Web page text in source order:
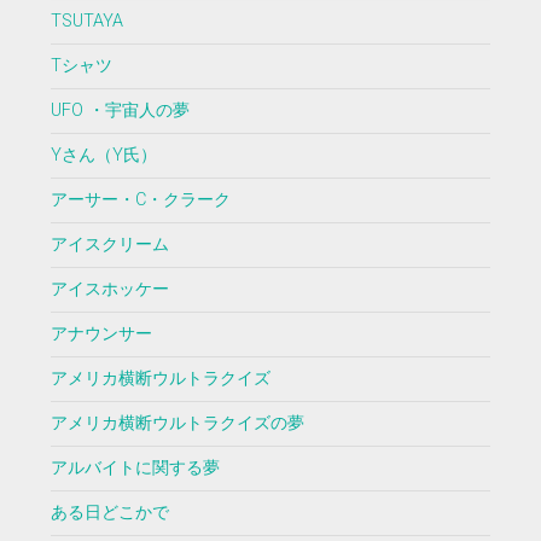
TSUTAYA
Tシャツ
UFO ・宇宙人の夢
Yさん（Y氏）
アーサー・C・クラーク
アイスクリーム
アイスホッケー
アナウンサー
アメリカ横断ウルトラクイズ
アメリカ横断ウルトラクイズの夢
アルバイトに関する夢
ある日どこかで